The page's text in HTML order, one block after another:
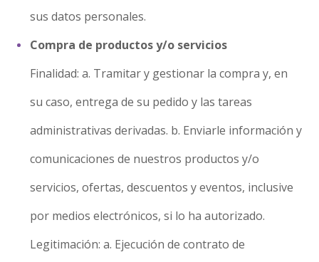
sus datos personales.
Compra de productos y/o servicios
Finalidad: a. Tramitar y gestionar la compra y, en
su caso, entrega de su pedido y las tareas
administrativas derivadas. b. Enviarle información y
comunicaciones de nuestros productos y/o
servicios, ofertas, descuentos y eventos, inclusive
por medios electrónicos, si lo ha autorizado.
Legitimación: a. Ejecución de contrato de